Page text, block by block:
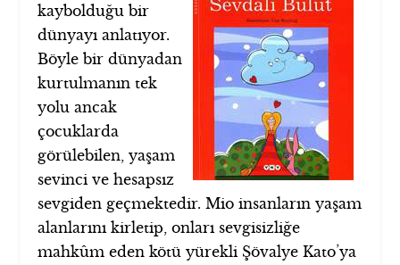
kaybolduğu bir
dünyayı anlatıyor.
Böyle bir dünyadan
kurtulmanın tek
yolu ancak
çocuklarda
görülebilen, yaşam
sevinci ve hesapsız
sevgiden geçmektedir. Mio insanların yaşam
alanlarını kirletip, onları sevgisizliğe
mahkûm eden kötü yürekli Şövalye Kato’ya